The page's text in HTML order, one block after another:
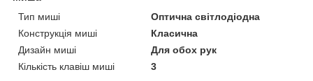
Тип миші
Оптична світлодіодна
Конструкція миші
Класична
Дизайн миші
Для обох рук
Кількість клавіш миші
3